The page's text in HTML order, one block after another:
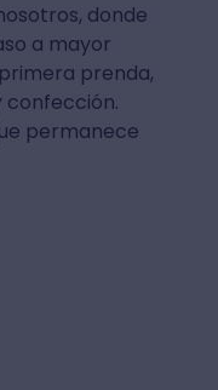
donde
a mayor
prenda,
confección.
permanece